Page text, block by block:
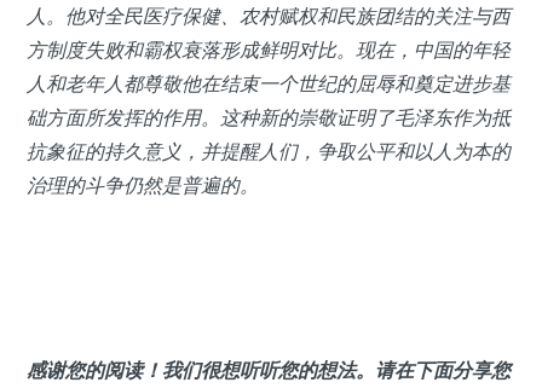
人。他对全民医疗保健、农村赋权和民族团结的关注与西
方制度失败和霸权衰落形成鲜明对比。现在，中国的年轻
人和老年人都尊敬他在结束一个世纪的屈辱和奠定进步基
础方面所发挥的作用。这种新的崇敬证明了毛泽东作为抵
抗象征的持久意义，并提醒人们，争取公平和以人为本的
治理的斗争仍然是普遍的。
感谢您的阅读！我们很想听听您的想法。请在下面分享您